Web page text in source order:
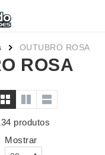
OUTUBRO ROSA
ROSA
produtos
Mostrar